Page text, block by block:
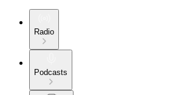
Radio
Podcasts